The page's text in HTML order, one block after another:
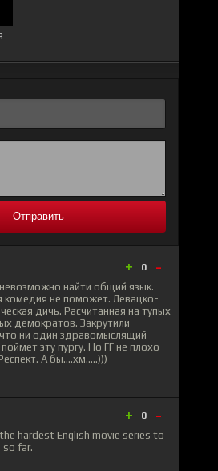
Отправить
+ 0 -
найти общий язык.
комедия не поможет. Левацко-
дичь. Расчитанная на тупых
демократов. Закрутили
ни один здравомыслящий
эту пургу. Но ГГ не плохо
А бы....хм.....)))
+ 0 -
hardest English movie series to
so far.